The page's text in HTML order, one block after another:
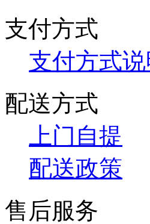
支付方式
支付方式说
配送方式
上门自提
配送政策
售后服务